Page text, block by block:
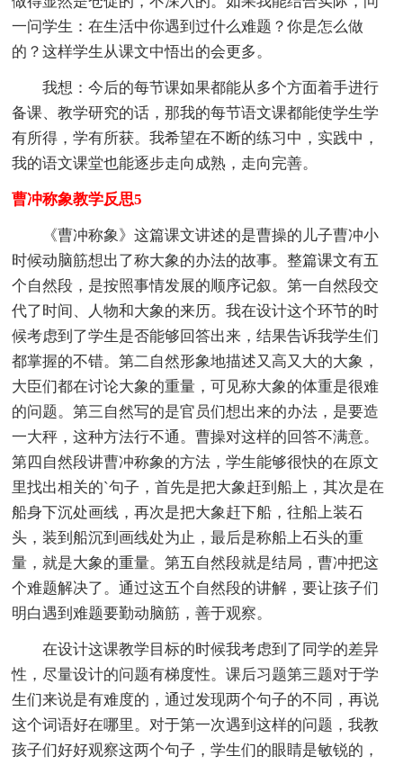
一问学生：在生活中你遇到过什么难题？你是怎么做
的？这样学生从课文中悟出的会更多。
我想：今后的每节课如果都能从多个方面着手进行
备课、教学研究的话，那我的每节语文课都能使学生学
有所得，学有所获。我希望在不断的练习中，实践中，
我的语文课堂也能逐步走向成熟，走向完善。
曹冲称象教学反思5
《曹冲称象》这篇课文讲述的是曹操的儿子曹冲小
时候动脑筋想出了称大象的办法的故事。整篇课文有五
个自然段，是按照事情发展的顺序记叙。第一自然段交
代了时间、人物和大象的来历。我在设计这个环节的时
候考虑到了学生是否能够回答出来，结果告诉我学生们
都掌握的不错。第二自然形象地描述又高又大的大象，
大臣们都在讨论大象的重量，可见称大象的体重是很难
的问题。第三自然写的是官员们想出来的办法，是要造
一大秤，这种方法行不通。曹操对这样的回答不满意。
第四自然段讲曹冲称象的方法，学生能够很快的在原文
里找出相关的`句子，首先是把大象赶到船上，其次是在
船身下沉处画线，再次是把大象赶下船，往船上装石
头，装到船沉到画线处为止，最后是称船上石头的重
量，就是大象的重量。第五自然段就是结局，曹冲把这
个难题解决了。通过这五个自然段的讲解，要让孩子们
明白遇到难题要勤动脑筋，善于观察。
在设计这课教学目标的时候我考虑到了同学的差异
性，尽量设计的问题有梯度性。课后习题第三题对于学
生们来说是有难度的，通过发现两个句子的不同，再说
这个词语好在哪里。对于第一次遇到这样的问题，我教
孩子们好好观察这两个句子，学生们的眼睛是敏锐的，